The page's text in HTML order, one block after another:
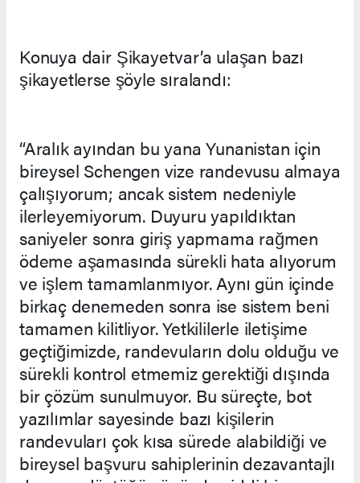
Konuya dair Şikayetvar’a ulaşan bazı
şikayetlerse şöyle sıralandı:
“Aralık ayından bu yana Yunanistan için
bireysel Schengen vize randevusu almaya
çalışıyorum; ancak sistem nedeniyle
ilerleyemiyorum. Duyuru yapıldıktan
saniyeler sonra giriş yapmama rağmen
ödeme aşamasında sürekli hata alıyorum
ve işlem tamamlanmıyor. Aynı gün içinde
birkaç denemeden sonra ise sistem beni
tamamen kilitliyor. Yetkililerle iletişime
geçtiğimizde, randevuların dolu olduğu ve
sürekli kontrol etmemiz gerektiği dışında
bir çözüm sunulmuyor. Bu süreçte, bot
yazılımlar sayesinde bazı kişilerin
randevuları çok kısa sürede alabildiği ve
bireysel başvuru sahiplerinin dezavantajlı